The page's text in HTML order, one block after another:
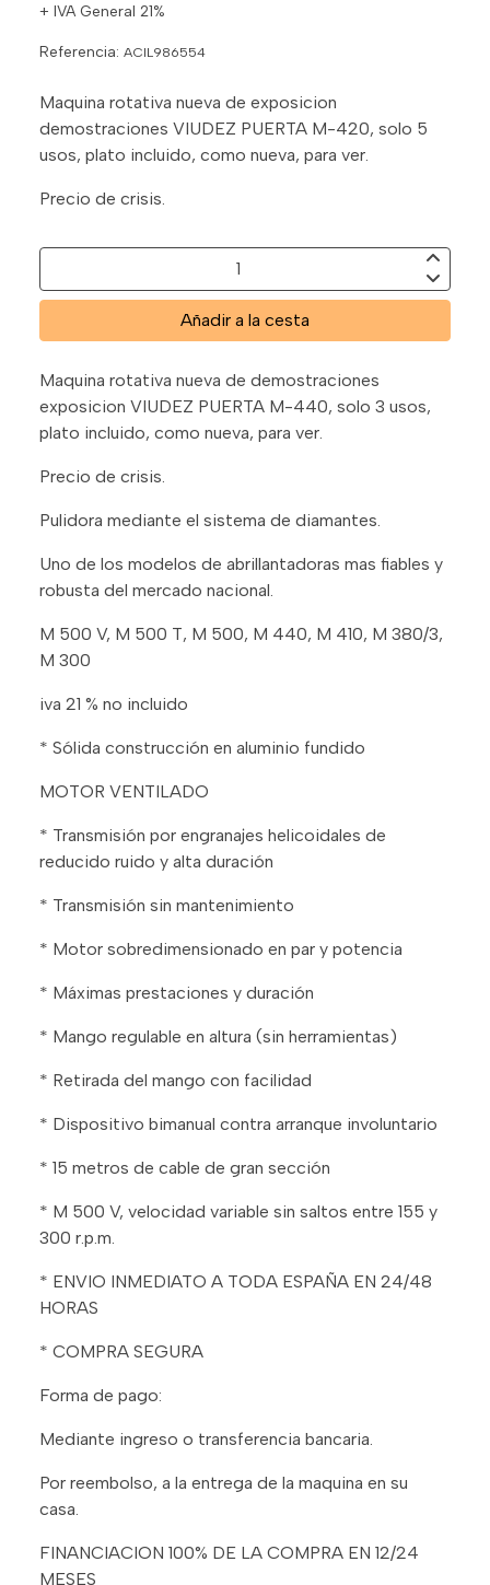
+ IVA General 21%
Referencia: ACIL986554
Maquina rotativa nueva de exposicion
demostraciones VIUDEZ PUERTA M-420, solo 5
usos, plato incluido, como nueva, para ver.
Precio de crisis.
Añadir a la cesta
Maquina rotativa nueva de demostraciones
exposicion VIUDEZ PUERTA M-440, solo 3 usos,
plato incluido, como nueva, para ver.
Precio de crisis.
Pulidora mediante el sistema de diamantes.
Uno de los modelos de abrillantadoras mas fiables y
robusta del mercado nacional.
M 500 V, M 500 T, M 500, M 440, M 410, M 380/3,
M 300
iva 21 % no incluido
* Sólida construcción en aluminio fundido
MOTOR VENTILADO
* Transmisión por engranajes helicoidales de
reducido ruido y alta duración
* Transmisión sin mantenimiento
* Motor sobredimensionado en par y potencia
* Máximas prestaciones y duración
* Mango regulable en altura (sin herramientas)
* Retirada del mango con facilidad
* Dispositivo bimanual contra arranque involuntario
* 15 metros de cable de gran sección
* M 500 V, velocidad variable sin saltos entre 155 y
300 r.p.m.
* ENVIO INMEDIATO A TODA ESPAÑA EN 24/48
HORAS
* COMPRA SEGURA
Forma de pago:
Mediante ingreso o transferencia bancaria.
Por reembolso, a la entrega de la maquina en su
casa.
FINANCIACION 100% DE LA COMPRA EN 12/24
MESES